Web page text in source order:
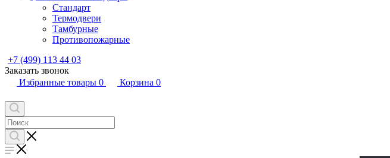
Стандарт
Термодвери
Тамбурные
Противопожарные
+7 (499) 113 44 03
Заказать звонок
Избранные товары 0 Корзина 0